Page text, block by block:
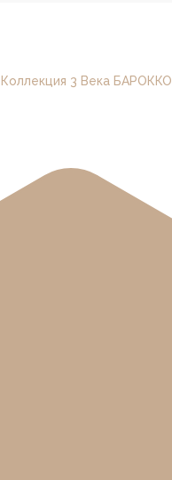
Коллекция 3 Века БАРОККО